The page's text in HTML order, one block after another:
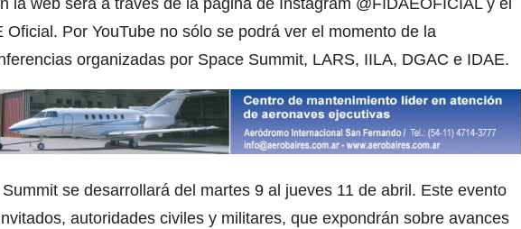
la web será a través de la página de Instagram @FIDAEOFICIAL y el
Oficial. Por YouTube no sólo se podrá ver el momento de la
organizadas por Space Summit, LARS, IILA, DGAC e IDAE.
se desarrollará del martes 9 al jueves 11 de abril. Este evento
autoridades civiles y militares, que expondrán sobre avances